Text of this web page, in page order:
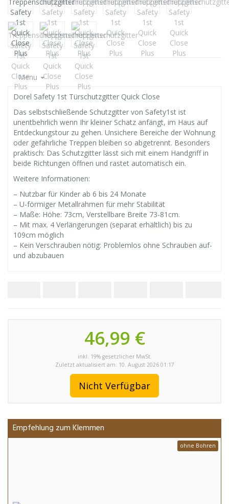
Menu
Dorel Safety 1st Türschutzgitter Quick Close
Das selbstschließende Schutzgitter von Safety1st ist
unentbehrlich wenn Ihr kleiner Schatz anfängt, im Haus auf
Entdeckungstour zu gehen. Unsichere Bereiche der Wohnung
oder gefährliche Treppen bleiben so abgetrennt. Besonders
praktisch: Das Schutzgitter lässt sich mit einem Handgriff in
beide Richtungen öffnen und rastet automatisch ein.
Weitere Informationen:
– Nutzbar für Kinder ab 6 bis 24 Monate
– U-förmiger Metallrahmen für mehr Stabilität
– Maße: Höhe: 73cm, Verstellbare Breite 73-81cm.
– Mit max. 4 Verlängerungen (separat erhältlich) bis zu
109cm möglich
– Kein Verschrauben nötig: Problemlos ohne Schrauben auf-
und abzubauen
46,99 €
inkl. 19% gesetzlicher MwSt.
Zuletzt aktualisiert am: 10. August 2026 01:17
Nicht Verfügbar
Empfehlung zum Klemmen
ohne Bohren